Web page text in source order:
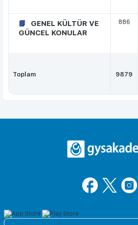
GENEL KÜLTÜR VE
GÜNCEL KONULAR
886
Toplam 9879